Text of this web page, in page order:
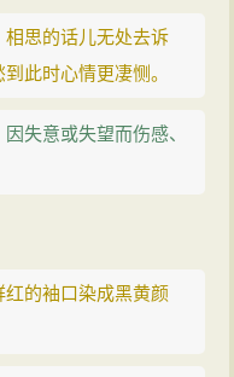
思的话儿无处去诉
此时心情更凄恻。
失意或失望而伤感、
的袖口染成黑黄颜